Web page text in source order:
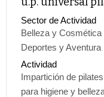
Sector de Actividad
Belleza y Cosmética
Deportes y Aventura
Actividad
Impartición de
para higiene y